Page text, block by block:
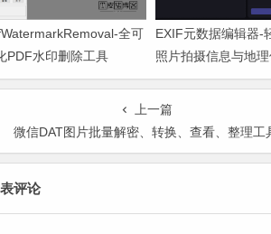
全可
PDF水印删除工具
EXIF元数据编辑器-
照片拍摄信息与地
上一篇
微信DAT图片批量解密、转换、查看、整理工
评论